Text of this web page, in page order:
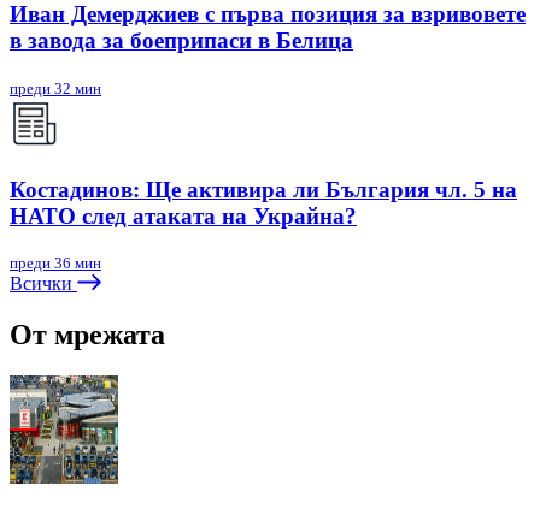
Иван Демерджиев с първа позиция за взривовете
в завода за боеприпаси в Белица
преди 32 мин
Костадинов: Ще активира ли България чл. 5 на
НАТО след атаката на Украйна?
преди 36 мин
Всички
От мрежата